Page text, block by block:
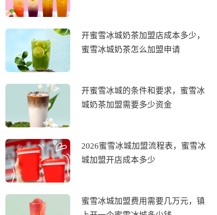
开蜜雪冰城奶茶加盟店成本多少，
蜜雪冰城奶茶怎么加盟申请
开蜜雪冰城的条件和要求，蜜雪冰
城奶茶加盟需要多少资金
2026蜜雪冰城加盟流程表，蜜雪冰
城加盟开店成本多少
蜜雪冰城加盟费用需要几万元，镇